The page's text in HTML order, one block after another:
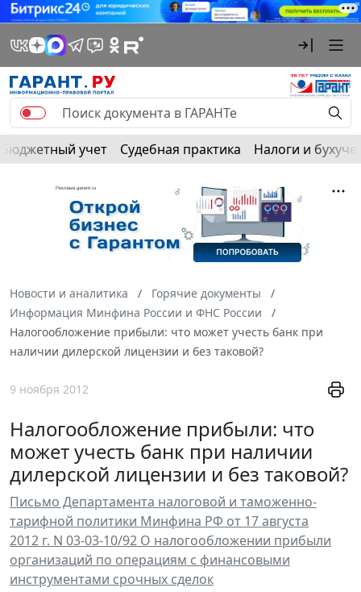
Бюджетный учет Судебная практика Налоги и
Новости и аналитика
Горячие документы
Информация Минфина России и ФНС России
Налогообложение прибыли: что может учесть банк при
наличии дилерской лицензии и без таковой?
9 ноября 2012
Налогообложение прибыли: что
может учесть банк при наличии
дилерской лицензии и без таковой?
Письмо Департамента налоговой и таможенно-
тарифной политики Минфина РФ от 17 августа
2012 г. N 03-03-10/92 О налогообложении прибыли
организаций по операциям с финансовыми
инструментами срочных сделок